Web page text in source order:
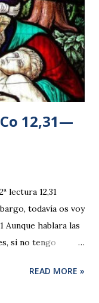
de Pablo: la fuerza
humana, hasta
Hijo Unig...
12,31—
lectura 12,31
todavía os voy
Aunque hablara las
si no tengo
y conociera
READ MORE »